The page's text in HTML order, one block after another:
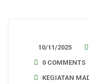
10/11/2025
0 COMMENTS
KEGIATAN